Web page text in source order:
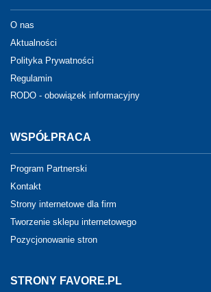
O nas
Aktualności
Polityka Prywatności
Regulamin
RODO - obowiązek informacyjny
WSPÓŁPRACA
Program Partnerski
Kontakt
Strony internetowe dla firm
Tworzenie sklepu internetowego
Pozycjonowanie stron
STRONY FAVORE.PL